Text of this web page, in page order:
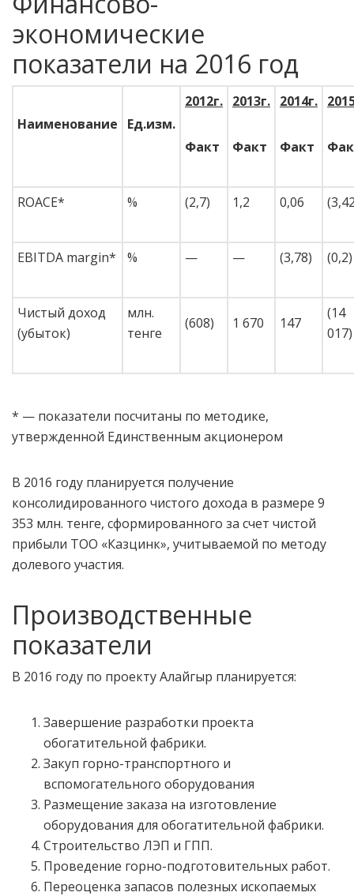
экономические
показатели на 2016 год
Наименование Ед.изм.
2012г.
Факт
2013г.
Факт
2014г.
Факт
ROACE* % (2,7) 1,2 0,06
EBITDA margin* % — — (3,78) (0,2)
Чистый доход
(убыток)
млн.
тенге
(608) 1 670 147
(14
017)
* — показатели посчитаны по методике,
утвержденной Единственным акционером
В 2016 году планируется получение
консолидированного чистого дохода в размере 9
353 млн. тенге, сформированного за счет чистой
прибыли ТОО «Казцинк», учитываемой по методу
долевого участия.
Производственные
показатели
В 2016 году по проекту Алайгыр планируется:
Завершение разработки проекта
обогатительной фабрики.
Закуп горно-транспортного и
вспомогательного оборудования
Размещение заказа на изготовление
оборудования для обогатительной фабрики.
Строительство ЛЭП и ГПП.
Проведение горно-подготовительных работ.
Переоценка запасов полезных ископаемых